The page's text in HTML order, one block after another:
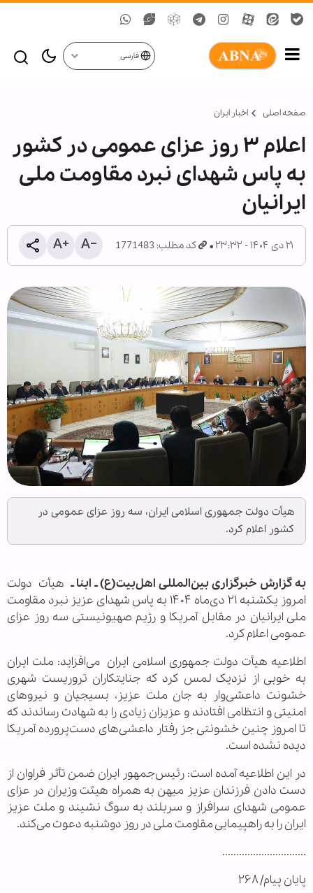
فارسی
صفحه اصلی اخبار ایران
اعلام ۳ روز عزای عمومی در کشور
به پاس شهدای نبرد مقاومت ملی
ایرانیان
۲۱ دی ۱۴۰۴ - ۲۳:۳۲ کد مطلب: 1771483
هیأت دولت جمهوری اسلامی ایران، سه روز عزای عمومی در
کشور اعلام کرد.
به گزارش خبرگزاری بین‌المللی اهل‌بیت(ع) ـ ابنا ـ هیأت دولت
امروز یکشنبه ۲۱ دی‌ماه ۱۴۰۴ به پاس شهدای عزیز نبرد مقاومت
ملی ایرانیان در مقابل آمریکا و رژیم صهیونیستی سه روز عزای
عمومی اعلام کرد.
اطلاعیه هیأت دولت جمهوری اسلامی ایران می‌افزاید: ملت ایران
به خوبی از نزدیک لمس کرد که جنایتکاران تروریست شهری
خشونت داعشی‌وار به جان ملت عزیز، بسیجیان و نیروهای
امنیتی و انتظامی افتادند و عزیزان زیادی را به شهادت رساندند که
تا امروز چنین خشونتی جز رفتار داعشی‌های دست‌پرورده آمریکا
دیده نشده است.
در این اطلاعیه آمده است: رئیس‌جمهور ایران ضمن تأثر فراوان از
دست دادن فرزندان عزیز میهن به همراه هیئت وزیران در عزای
عمومی شهدای سرافراز و سربلند به سوگ نشیند و ملت عزیز
ایران را به راهپیمایی مقاومت ملی در روز دوشنبه دعوت می‌کند.
..............................
پایان پیام/ ۲۶۸